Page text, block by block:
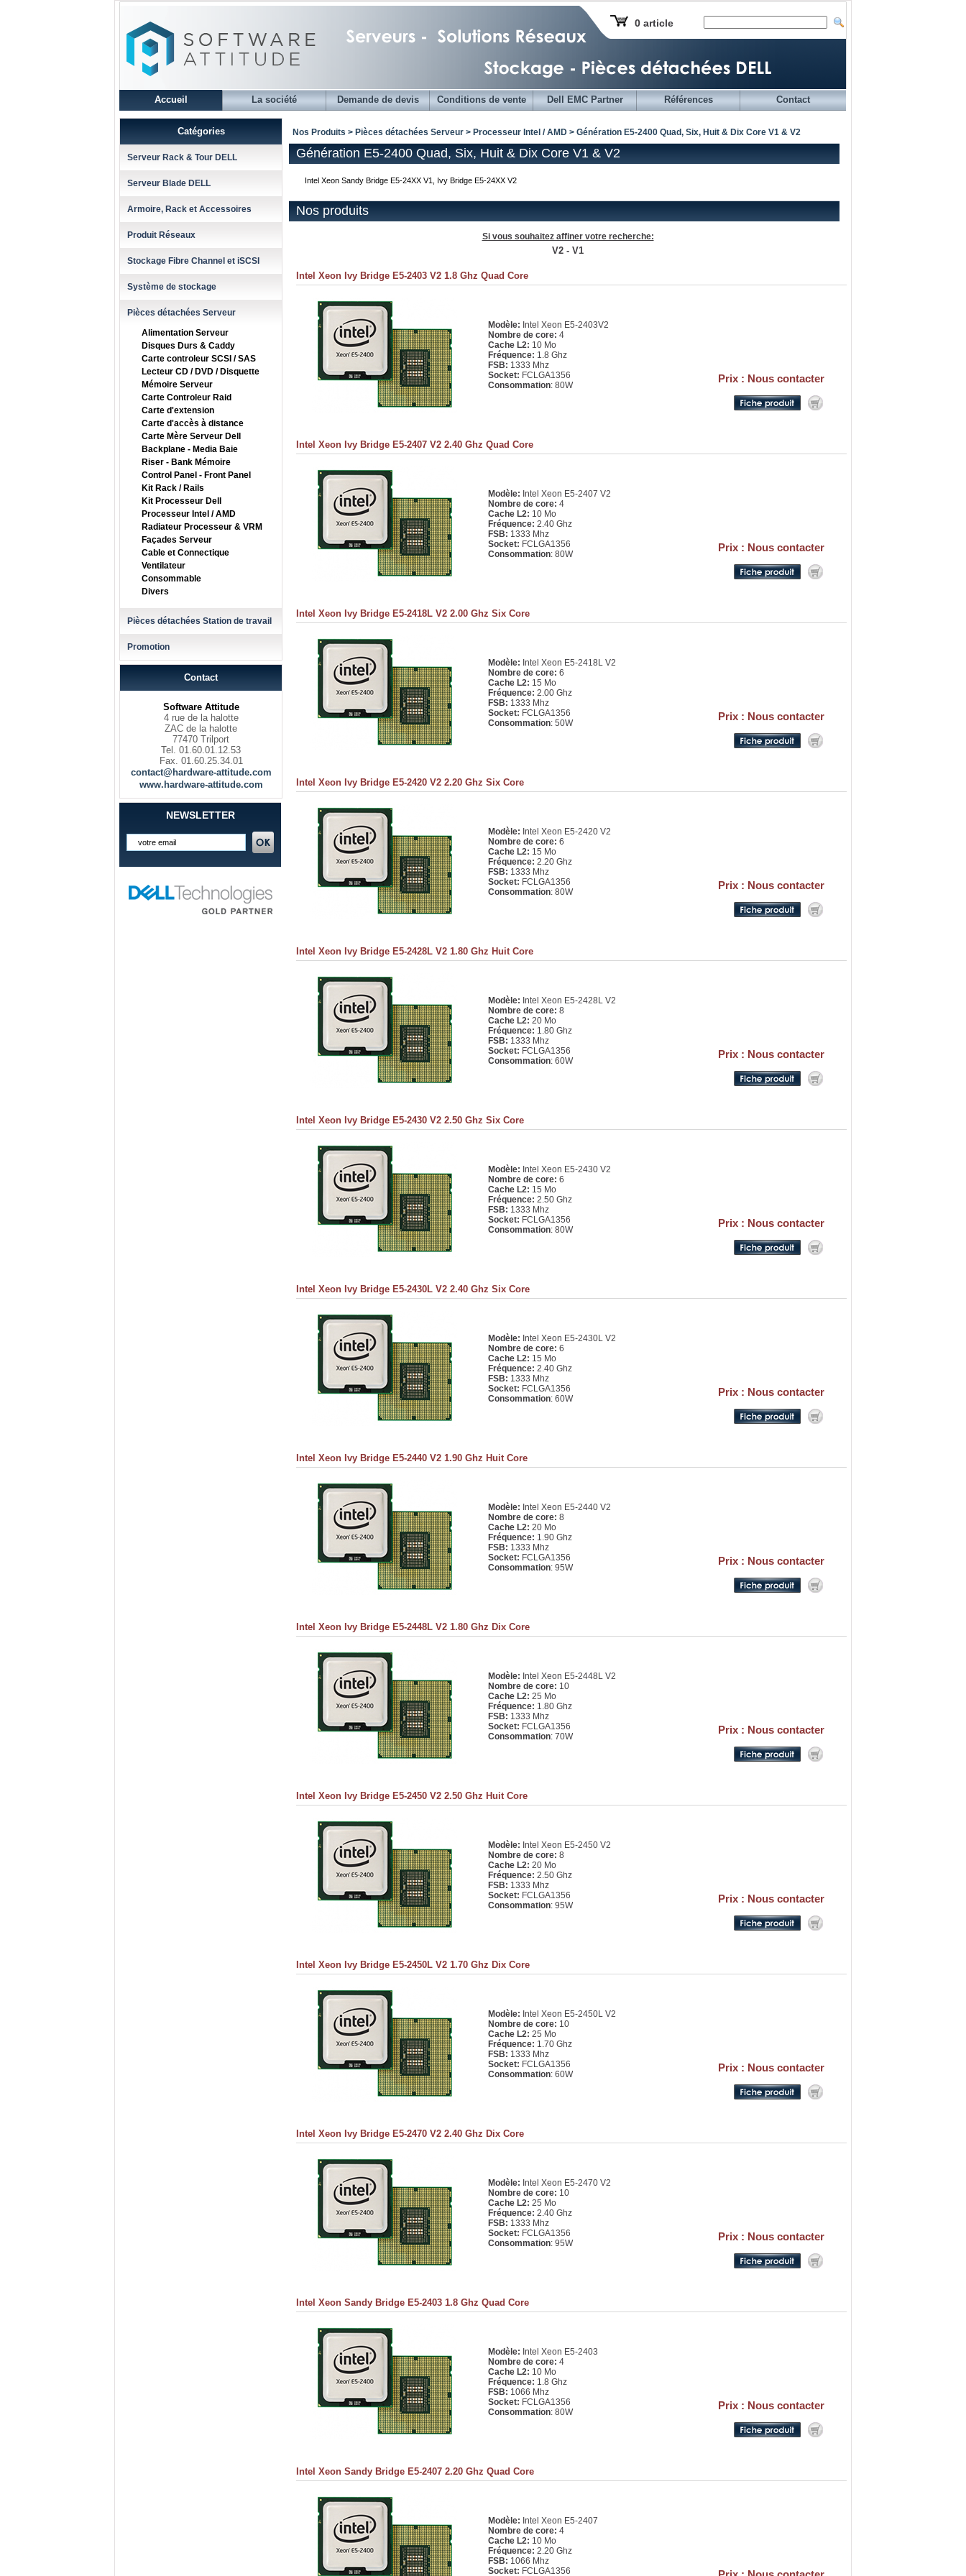
0 article
Accueil La société Demande de devis Conditions de vente Dell EMC Partner Références Contact
Catégories
Serveur Rack & Tour DELL
Serveur Blade DELL
Armoire, Rack et Accessoires
Produit Réseaux
Stockage Fibre Channel et iSCSI
Système de stockage
Pièces détachées Serveur
Alimentation Serveur
Disques Durs & Caddy
Carte controleur SCSI / SAS
Lecteur CD / DVD / Disquette
Mémoire Serveur
Carte Controleur Raid
Carte d'extension
Carte d'accès à distance
Carte Mère Serveur Dell
Backplane - Media Baie
Riser - Bank Mémoire
Control Panel - Front Panel
Kit Rack / Rails
Kit Processeur Dell
Processeur Intel / AMD
Radiateur Processeur & VRM
Façades Serveur
Cable et Connectique
Ventilateur
Consommable
Divers
Pièces détachées Station de travail
Promotion
Contact
Software Attitude
4 rue de la halotte
ZAC de la halotte
77470 Trilport
Tel. 01.60.01.12.53
Fax. 01.60.25.34.01
contact@hardware-attitude.com
www.hardware-attitude.com
NEWSLETTER
Nos Produits > Pièces détachées Serveur > Processeur Intel / AMD > Génération E5-2400 Quad, Six, Huit & Dix Core V1 & V2
Génération E5-2400 Quad, Six, Huit & Dix Core V1 & V2
Intel Xeon Sandy Bridge E5-24XX V1, Ivy Bridge E5-24XX V2
Nos produits
Si vous souhaitez affiner votre recherche:
V2 - V1
Intel Xeon Ivy Bridge E5-2403 V2 1.8 Ghz Quad Core
Modèle: Intel Xeon E5-2403V2
Nombre de core: 4
Cache L2: 10 Mo
Fréquence: 1.8 Ghz
FSB: 1333 Mhz
Socket: FCLGA1356
Consommation: 80W
Prix : Nous contacter
Intel Xeon Ivy Bridge E5-2407 V2 2.40 Ghz Quad Core
Modèle: Intel Xeon E5-2407 V2
Nombre de core: 4
Cache L2: 10 Mo
Fréquence: 2.40 Ghz
FSB: 1333 Mhz
Socket: FCLGA1356
Consommation: 80W
Prix : Nous contacter
Intel Xeon Ivy Bridge E5-2418L V2 2.00 Ghz Six Core
Modèle: Intel Xeon E5-2418L V2
Nombre de core: 6
Cache L2: 15 Mo
Fréquence: 2.00 Ghz
FSB: 1333 Mhz
Socket: FCLGA1356
Consommation: 50W
Prix : Nous contacter
Intel Xeon Ivy Bridge E5-2420 V2 2.20 Ghz Six Core
Modèle: Intel Xeon E5-2420 V2
Nombre de core: 6
Cache L2: 15 Mo
Fréquence: 2.20 Ghz
FSB: 1333 Mhz
Socket: FCLGA1356
Consommation: 80W
Prix : Nous contacter
Intel Xeon Ivy Bridge E5-2428L V2 1.80 Ghz Huit Core
Modèle: Intel Xeon E5-2428L V2
Nombre de core: 8
Cache L2: 20 Mo
Fréquence: 1.80 Ghz
FSB: 1333 Mhz
Socket: FCLGA1356
Consommation: 60W
Prix : Nous contacter
Intel Xeon Ivy Bridge E5-2430 V2 2.50 Ghz Six Core
Modèle: Intel Xeon E5-2430 V2
Nombre de core: 6
Cache L2: 15 Mo
Fréquence: 2.50 Ghz
FSB: 1333 Mhz
Socket: FCLGA1356
Consommation: 80W
Prix : Nous contacter
Intel Xeon Ivy Bridge E5-2430L V2 2.40 Ghz Six Core
Modèle: Intel Xeon E5-2430L V2
Nombre de core: 6
Cache L2: 15 Mo
Fréquence: 2.40 Ghz
FSB: 1333 Mhz
Socket: FCLGA1356
Consommation: 60W
Prix : Nous contacter
Intel Xeon Ivy Bridge E5-2440 V2 1.90 Ghz Huit Core
Modèle: Intel Xeon E5-2440 V2
Nombre de core: 8
Cache L2: 20 Mo
Fréquence: 1.90 Ghz
FSB: 1333 Mhz
Socket: FCLGA1356
Consommation: 95W
Prix : Nous contacter
Intel Xeon Ivy Bridge E5-2448L V2 1.80 Ghz Dix Core
Modèle: Intel Xeon E5-2448L V2
Nombre de core: 10
Cache L2: 25 Mo
Fréquence: 1.80 Ghz
FSB: 1333 Mhz
Socket: FCLGA1356
Consommation: 70W
Prix : Nous contacter
Intel Xeon Ivy Bridge E5-2450 V2 2.50 Ghz Huit Core
Modèle: Intel Xeon E5-2450 V2
Nombre de core: 8
Cache L2: 20 Mo
Fréquence: 2.50 Ghz
FSB: 1333 Mhz
Socket: FCLGA1356
Consommation: 95W
Prix : Nous contacter
Intel Xeon Ivy Bridge E5-2450L V2 1.70 Ghz Dix Core
Modèle: Intel Xeon E5-2450L V2
Nombre de core: 10
Cache L2: 25 Mo
Fréquence: 1.70 Ghz
FSB: 1333 Mhz
Socket: FCLGA1356
Consommation: 60W
Prix : Nous contacter
Intel Xeon Ivy Bridge E5-2470 V2 2.40 Ghz Dix Core
Modèle: Intel Xeon E5-2470 V2
Nombre de core: 10
Cache L2: 25 Mo
Fréquence: 2.40 Ghz
FSB: 1333 Mhz
Socket: FCLGA1356
Consommation: 95W
Prix : Nous contacter
Intel Xeon Sandy Bridge E5-2403 1.8 Ghz Quad Core
Modèle: Intel Xeon E5-2403
Nombre de core: 4
Cache L2: 10 Mo
Fréquence: 1.8 Ghz
FSB: 1066 Mhz
Socket: FCLGA1356
Consommation: 80W
Prix : Nous contacter
Intel Xeon Sandy Bridge E5-2407 2.20 Ghz Quad Core
Modèle: Intel Xeon E5-2407
Nombre de core: 4
Cache L2: 10 Mo
Fréquence: 2.20 Ghz
FSB: 1066 Mhz
Socket: FCLGA1356